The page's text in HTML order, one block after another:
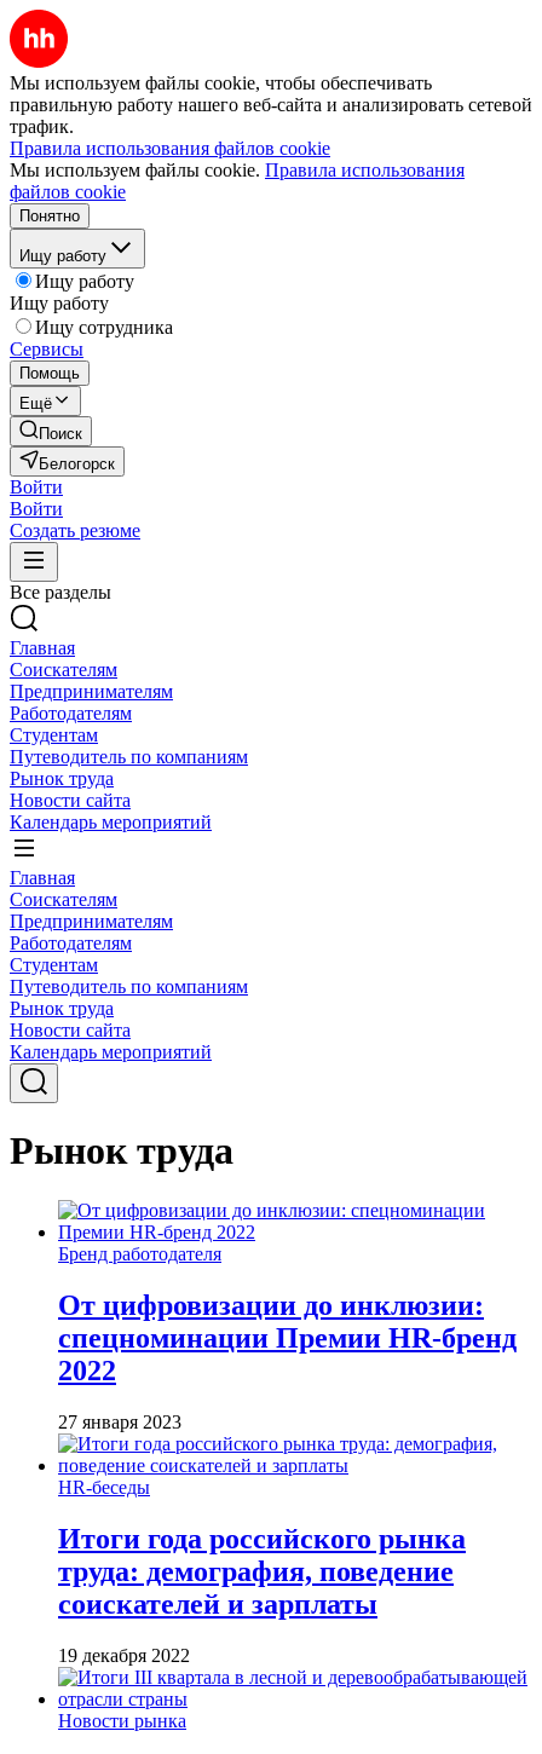
Мы используем файлы cookie, чтобы обеспечивать
правильную работу нашего веб-сайта и анализировать сетевой
трафик.
Правила использования файлов cookie
Мы используем файлы cookie. Правила использования
файлов cookie
Понятно
Ищу работу
Ищу работу
Ищу работу
Ищу сотрудника
Сервисы
Помощь
Ещё
Поиск
Белогорск
Войти
Войти
Создать резюме
Все разделы
Главная
Соискателям
Предпринимателям
Работодателям
Студентам
Путеводитель по компаниям
Рынок труда
Новости сайта
Календарь мероприятий
Главная
Соискателям
Предпринимателям
Работодателям
Студентам
Путеводитель по компаниям
Рынок труда
Новости сайта
Календарь мероприятий
Рынок труда
Бренд работодателя
От цифровизации до инклюзии:
спецноминации Премии HR-бренд
2022
27 января 2023
HR-беседы
Итоги года российского рынка
труда: демография, поведение
соискателей и зарплаты
19 декабря 2022
Новости рынка